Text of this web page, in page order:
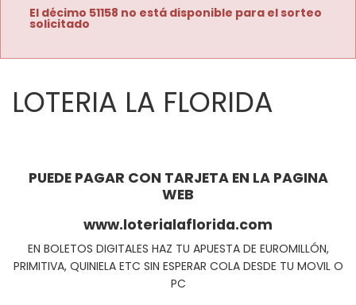
El décimo 51158 no está disponible para el sorteo
solicitado
LOTERIA LA FLORIDA
PUEDE PAGAR CON TARJETA EN LA PAGINA
WEB
www.loterialaflorida.com
EN BOLETOS DIGITALES HAZ TU APUESTA DE EUROMILLÓN,
PRIMITIVA, QUINIELA ETC SIN ESPERAR COLA DESDE TU MOVIL O
PC